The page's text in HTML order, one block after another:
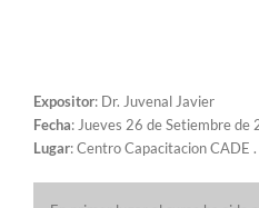
Expositor: Dr. Juvenal Javier
Fecha: Jueves 26 de Setiembre de
Lugar: Centro Capacitacion CADE